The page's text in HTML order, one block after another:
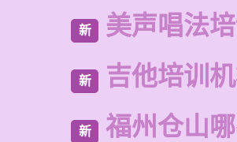
新 美声唱法
新 吉他培训
新 福州仓山